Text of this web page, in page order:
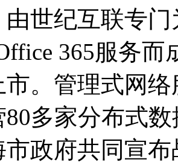
世纪互联专
365服务
市。管理式网
多家分布式
政府共同宣